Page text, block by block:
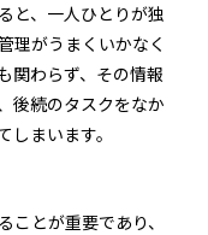
と、一人ひとりが独
理がうまくいかなく
関わらず、その情報
後続のタスクをなか
まいます。
とが重要であり、